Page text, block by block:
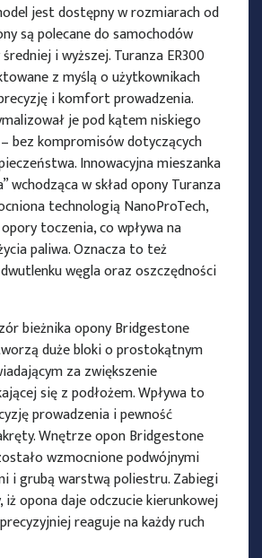
jest dostępny w rozmiarach od
są polecane do samochodów
i wyższej. Turanza ER300
z myślą o użytkownikach
i komfort prowadzenia.
je pod kątem niskiego
bez kompromisów dotyczących
Innowacyjna mieszanka
wchodząca w skład opony Turanza
technologią NanoProTech,
toczenia, co wpływa na
paliwa. Oznacza to też
węgla oraz oszczędności
bieżnika opony Bridgestone
duże bloki o prostokątnym
za zwiększenie
się z podłożem. Wpływa to
prowadzenia i pewność
Wnętrze opon Bridgestone
wzmocnione podwójnymi
i grubą warstwą poliestru. Zabiegi
iż opona daje odczucie kierunkowej
reaguje na każdy ruch